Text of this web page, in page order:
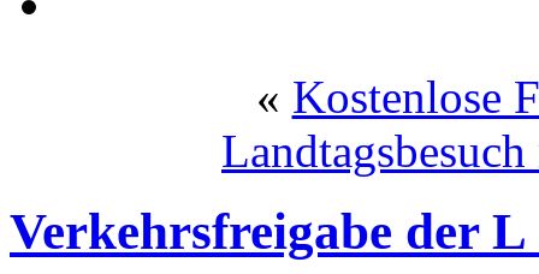
« Kostenlose
Verkehrsfreigabe der